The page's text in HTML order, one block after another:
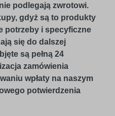
podlegają zwrotowi.
gdyż są to produkty
potrzeby i specyficzne
się do dalszej
są pełną 24
zamówienia
wpłaty na naszym
potwierdzenia